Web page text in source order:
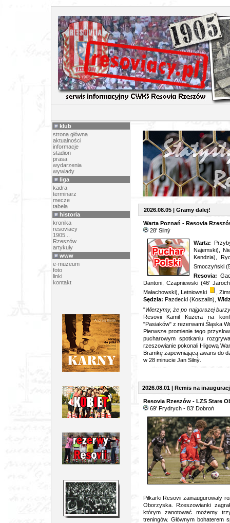
klub
strona główna
aktualności
informacje
stadion
prasa
wydarzenia
wywiady
liga
kadra
terminarz
mecze
tabela
historia
kronika
resoviacy
1905...
Rzeszów
artykuły
www
e-muzeum
foto
linki
kontakt
2026.08.05 | Gramy dalej!
Warta Poznań - Resovia
28' Silnỳ
Warta:
Najemski),
Kendzia),
Smoczyński
Resovia:
Dantoni, Czapniewski (46'
Małachowski), Letniowski
,
Sędzia: Pazdecki (Koszalin),
"Wierzymy, że po najgorszej
Resovii Kamil Kuzera na
"Pasiaków" z rezerwami Śląska
Pierwsze promienie tego
pucharowym spotkaniu
rzeszowianie pokonali I-ligową
Bramkę zapewniającą awans do
w 28 minucie Jan Silnỳ.
2026.08.01 | Remis na
Resovia Rzeszów - LZS Stare
69' Frydrych - 83' Dobroń
Piłkarki Resovii zainaugurowały
Oborzyska. Rzeszowianki
którym zanotować możemy
treningów. Głównym bohaterem